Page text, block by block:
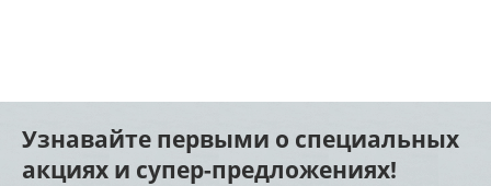
Узнавайте первыми о специальных
акциях и супер-предложениях!